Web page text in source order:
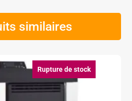
similaires
Rupture de stock